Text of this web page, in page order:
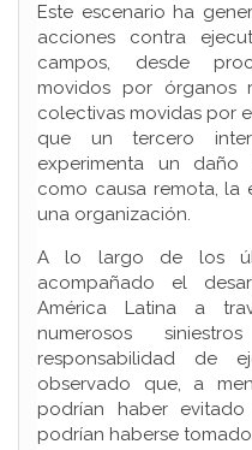
Este escenario ha
acciones contra
campos, desde
movidos por órganos
colectivas movidas por
que un tercero
experimenta un daño
como causa remota, la
una organización.
A lo largo de los
acompañado el
América Latina a
numerosos
responsabilidad de
observado que, a
podrían haber
podrían haberse